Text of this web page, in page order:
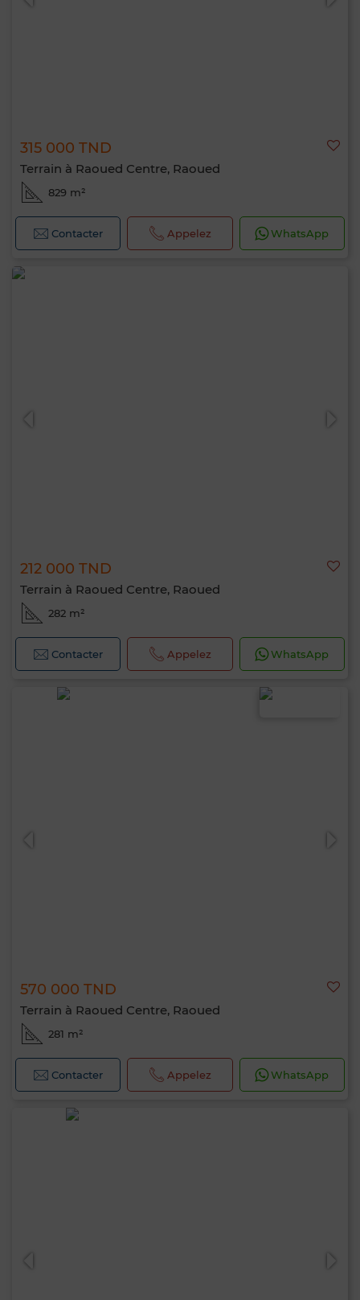
315 000 TND
Terrain à Raoued Centre, Raoued
829 m²
Contacter Appelez WhatsApp
212 000 TND
Terrain à Raoued Centre, Raoued
282 m²
Contacter Appelez WhatsApp
570 000 TND
Terrain à Raoued Centre, Raoued
281 m²
Contacter Appelez WhatsApp